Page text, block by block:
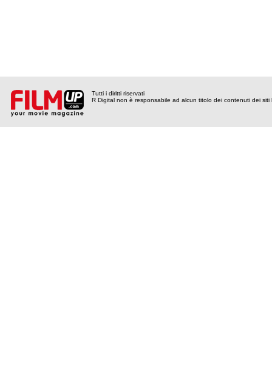
Tutti i diritti riservati
R Digital non è responsabile ad alcun titolo dei contenuti dei siti